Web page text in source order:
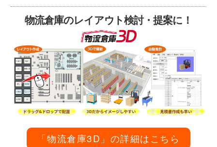
物流倉庫のレイアウト検討・提案に！
「物流倉庫3D」の詳細はこちら